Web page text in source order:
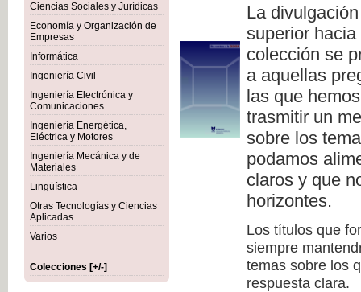
Ciencias Sociales y Jurídicas
Economía y Organización de
Empresas
Informática
Ingeniería Civil
Ingeniería Electrónica y
Comunicaciones
Ingeniería Energética,
Eléctrica y Motores
Ingeniería Mecánica y de
Materiales
Lingüística
Otras Tecnologías y Ciencias
Aplicadas
Varios
Colecciones [+/-]
La
superior
colección se
a aquellas
las que
trasmitir un
sobre los
podamos
claros y que
horizontes.
Los títulos que
siempre
temas sobre los
respuesta clara.